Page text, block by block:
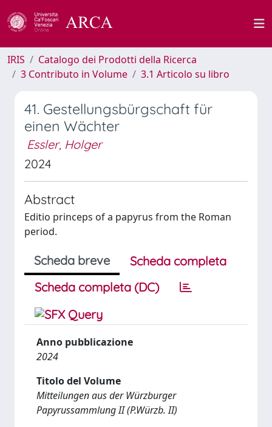
IRIS
Catalogo dei Prodotti della Ricerca
3 Contributo in Volume
3.1 Articolo su libro
41. Gestellungsbürgschaft für
einen Wächter
Essler, Holger
2024
Abstract
Editio princeps of a papyrus from the Roman
period.
Scheda breve
Scheda completa
Scheda completa (DC)
Anno pubblicazione
2024
Titolo del Volume
Mitteilungen aus der Würzburger
Papyrussammlung II (P.Würzb. II)